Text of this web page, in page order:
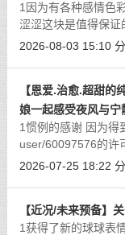
1因为有各种感情色
涩涩这块是值得保
New个Stalr user/
2026-08-03 15:10
【恩爱.治愈.超甜的
娘一起感受夜风与宁
1惯例的感谢 因为得
user/60097576的许
感谢！感兴趣的话可
2026-07-25 18:22
【近况/未来预备】
1获得了新的球球表